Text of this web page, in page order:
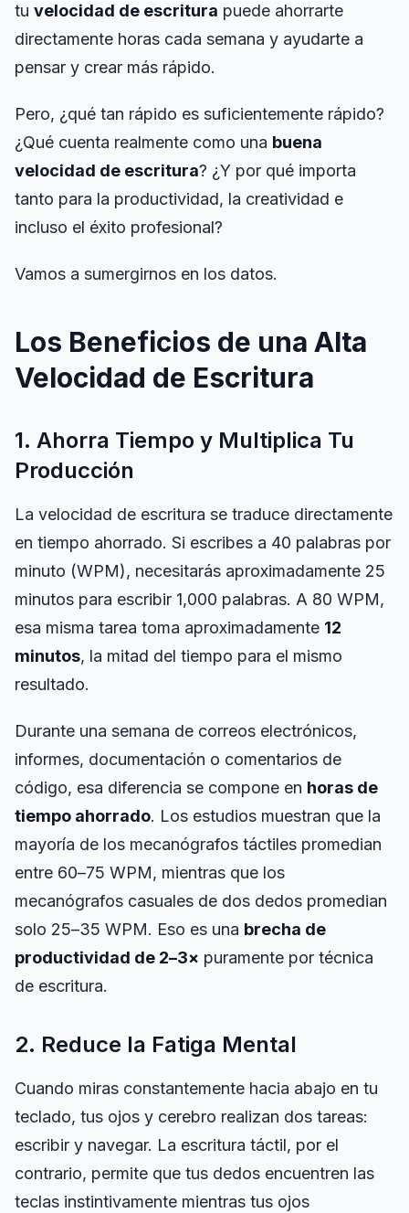
Memoria Facial
Prueba de Tono
FPS Reaction
Clasificación
tu velocidad de escritura puede ahorrarte
directamente horas cada semana y ayudarte a
pensar y crear más rápido.
Pero, ¿qué tan rápido es suficientemente rápido?
¿Qué cuenta realmente como una buena
velocidad de escritura? ¿Y por qué importa
tanto para la productividad, la creatividad e
incluso el éxito profesional?
Vamos a sumergirnos en los datos.
Los Beneficios de una Alta
Velocidad de Escritura
1. Ahorra Tiempo y Multiplica Tu
Producción
La velocidad de escritura se traduce directamente
en tiempo ahorrado. Si escribes a 40 palabras por
minuto (WPM), necesitarás aproximadamente 25
minutos para escribir 1,000 palabras. A 80 WPM,
esa misma tarea toma aproximadamente 12
minutos, la mitad del tiempo para el mismo
resultado.
Durante una semana de correos electrónicos,
informes, documentación o comentarios de
código, esa diferencia se compone en horas de
tiempo ahorrado. Los estudios muestran que la
mayoría de los mecanógrafos táctiles promedian
entre 60–75 WPM, mientras que los
mecanógrafos casuales de dos dedos promedian
solo 25–35 WPM. Eso es una brecha de
productividad de 2–3× puramente por técnica
de escritura.
2. Reduce la Fatiga Mental
Cuando miras constantemente hacia abajo en tu
teclado, tus ojos y cerebro realizan dos tareas:
escribir y navegar. La escritura táctil, por el
contrario, permite que tus dedos encuentren las
teclas instintivamente mientras tus ojos